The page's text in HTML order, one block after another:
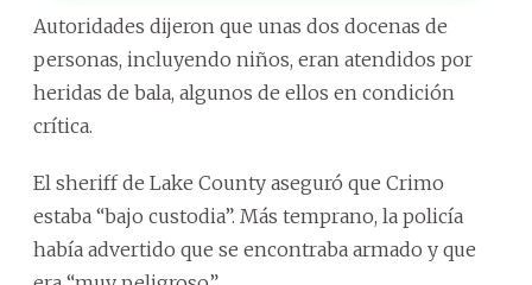
Autoridades dijeron que unas dos docenas de
personas, incluyendo niños, eran atendidos por
heridas de bala, algunos de ellos en condición
crítica.
El sheriff de Lake County aseguró que Crimo
estaba “bajo custodia”. Más temprano, la policía
había advertido que se encontraba armado y que